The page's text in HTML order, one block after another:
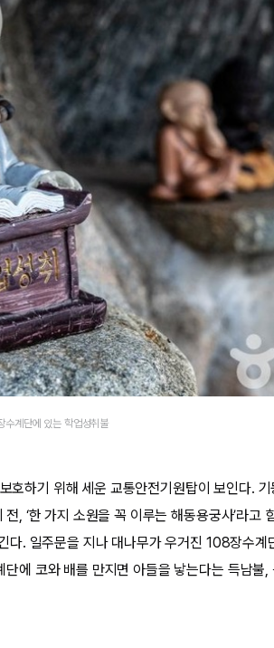
수계단에 있는 학업성취불
호하기 위해 세운 교통안전기원탑이 보인다.
, ‘한 가지 소원을 꼭 이루는 해동용궁사’라고
다. 일주문을 지나 대나무가 우거진 108장수계
에 코와 배를 만지면 아들을 낳는다는 득남불,